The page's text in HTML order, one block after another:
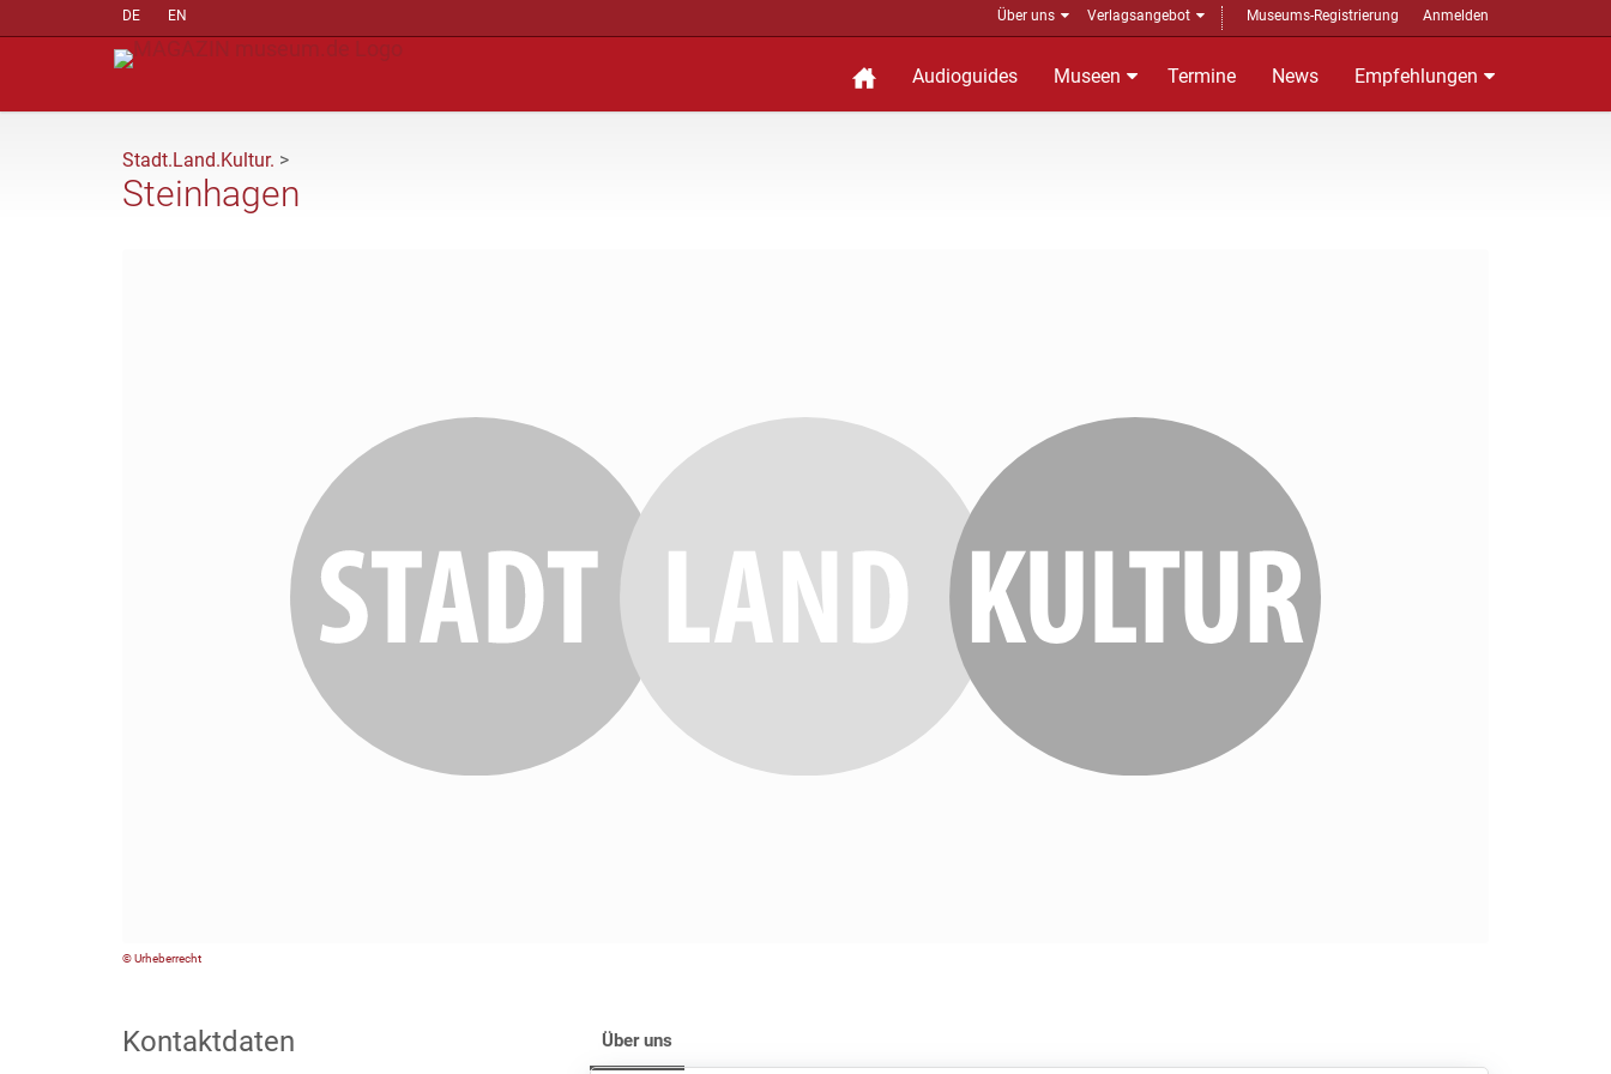
DE EN Über uns Verlagsangebot Museums-Registrierung Anmelden
Audioguides Museen Termine News Empfehlungen
Stadt.Land.Kultur. >
Steinhagen
© Urheberrecht
Kontaktdaten Über uns